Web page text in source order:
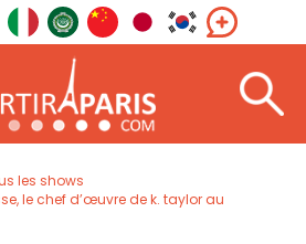
les shows
le chef d’œuvre de k. taylor au